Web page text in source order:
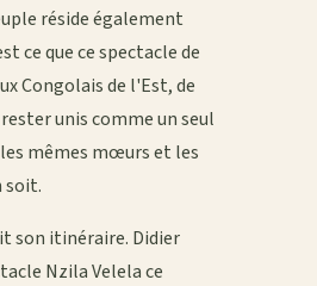
réside également
ce que ce spectacle de
Congolais de l'Est, de
unis comme un seul
mêmes mœurs et les
soit.
son itinéraire. Didier
Nzila Velela ce